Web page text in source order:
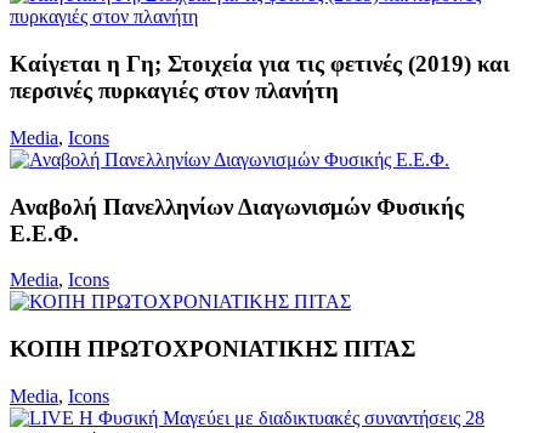
Καίγεται η Γη; Στοιχεία για τις φετινές (2019) και
περσινές πυρκαγιές στον πλανήτη
Media, Icons
Αναβολή Πανελληνίων Διαγωνισμών Φυσικής
Ε.Ε.Φ.
Media, Icons
ΚΟΠΗ ΠΡΩΤΟΧΡΟΝΙΑΤΙΚΗΣ ΠΙΤΑΣ
Media, Icons